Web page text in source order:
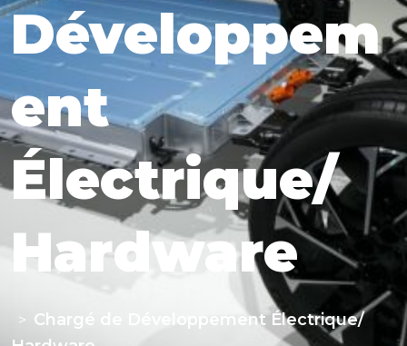
Développem
ent
Électrique/
Hardware
> Chargé de Développement Électrique/